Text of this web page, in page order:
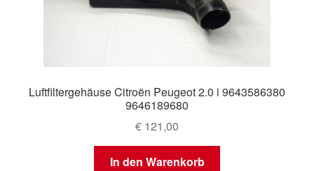
Luftfiltergehäuse Citroën Peugeot 2.0 i 9643586380
9646189680
€ 121,00
In den Warenkorb